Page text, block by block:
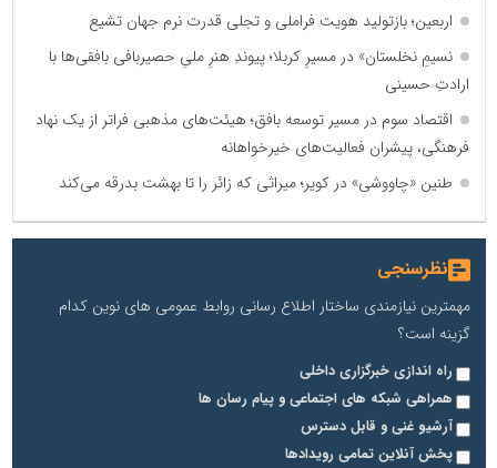
اربعین؛ بازتولید هویت فراملی و تجلی قدرت نرم جهان تشیع
نسیمِ نخلستان» در مسیرِ کربلا؛ پیوندِ هنرِ ملیِ حصیربافی بافقی‌ها با
ارادتِ حسینی
اقتصاد سوم در مسیر توسعه بافق؛ هیئت‌های مذهبی فراتر از یک نهاد
فرهنگی، پیشران فعالیت‌های خیرخواهانه
طنین «چاووشی» در کویر؛ میراثی که زائر را تا بهشت بدرقه می‌کند
نظرسنجی
مهمترین نیازمندی ساختار اطلاع رسانی روابط عمومی های نوین کدام
گزینه است؟
راه اندازی خبرگزاری داخلی
همراهی شبکه های اجتماعی و پیام رسان ها
آرشیو غنی و قابل دسترس
پخش آنلاین تمامی رویدادها